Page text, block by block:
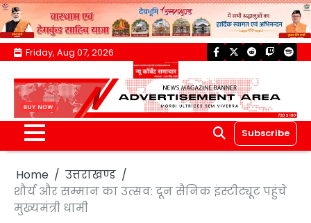
Skip
content
Friday, Aug 07, 2026 facebook
twitterreddittwitch
Subscribe
Home
उत्तराखण्ड
शौर्य और सम्मान का उत्सव: दून सैनिक इंस्टीट्यूट पहुंचे
मुख्यमंत्री धामी